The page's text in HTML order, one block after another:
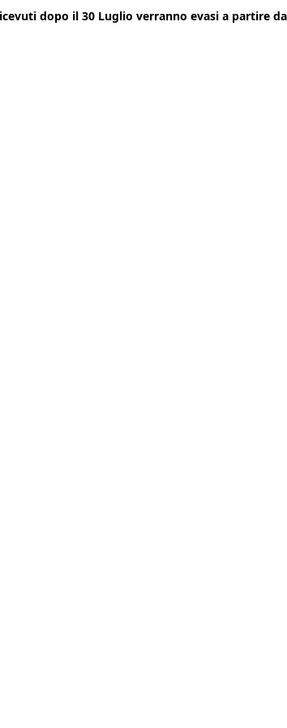
dopo il 30 Luglio verranno evasi a partire